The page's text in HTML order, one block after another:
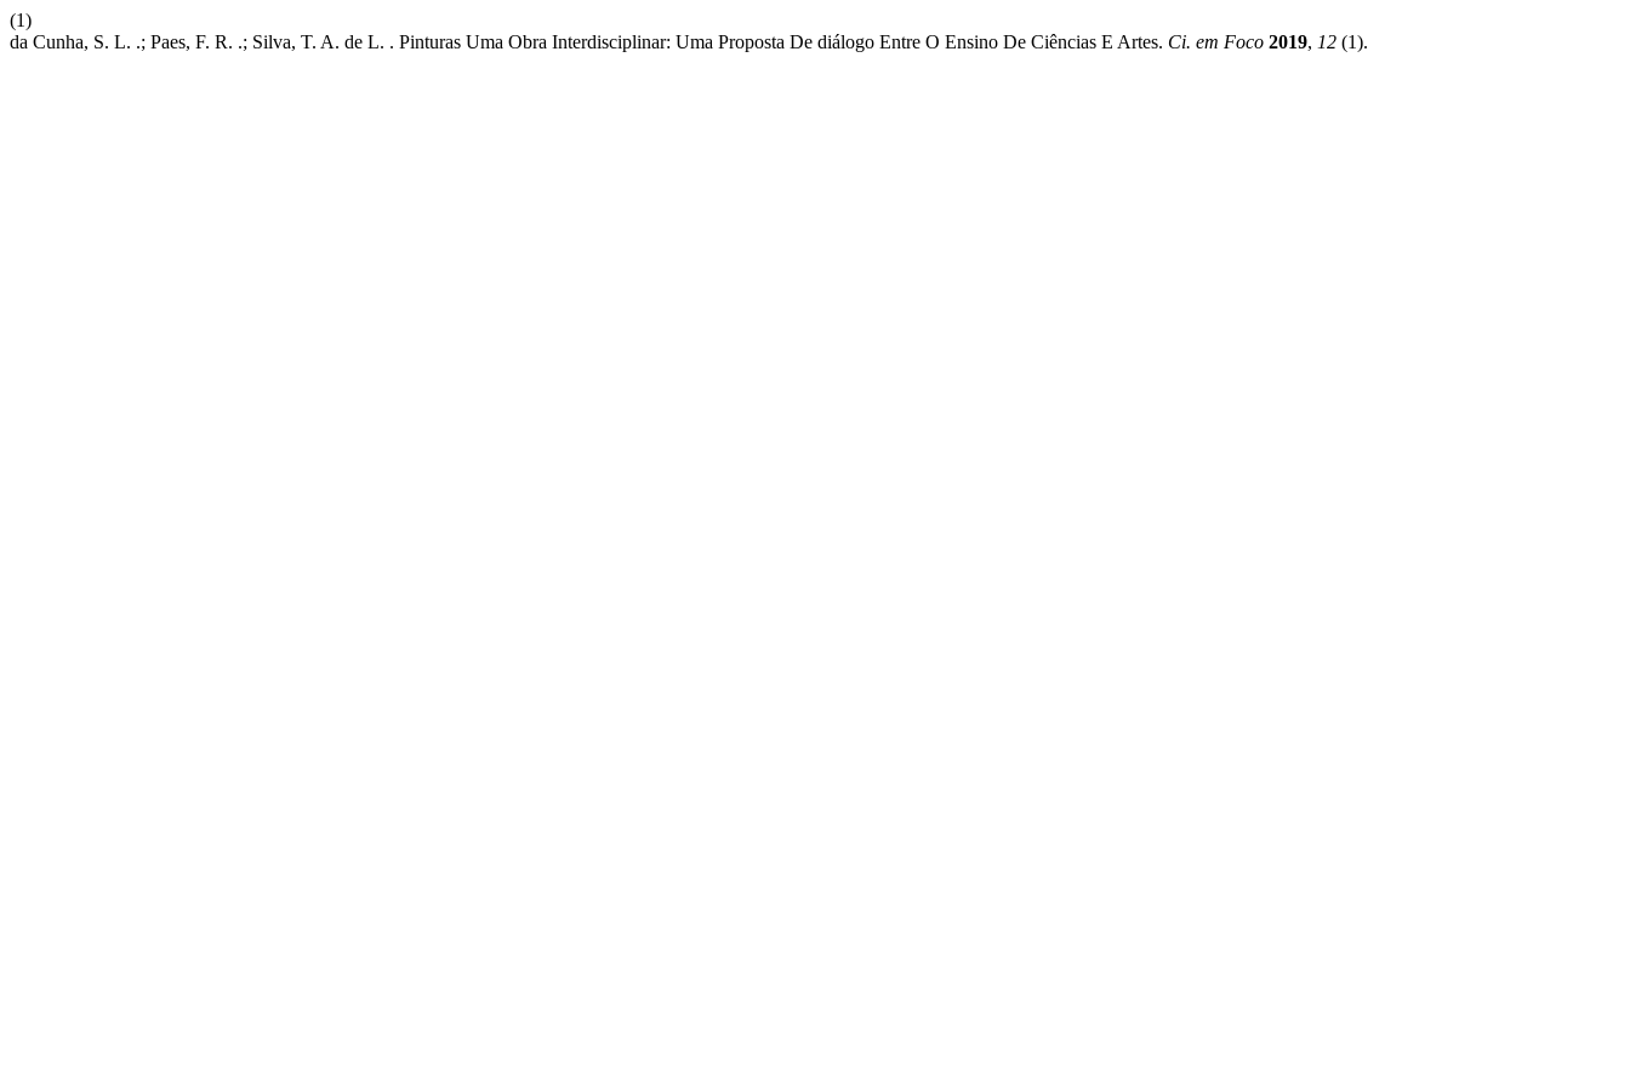
(1)
da Cunha, S. L. .; Paes, F. R. .; Silva, T. A. de L. . Pinturas Uma Obra Interdisciplinar: Uma Proposta De diálogo Entre O Ensino De Ciências E Artes. Ci. em Foco 2019, 12 (1).